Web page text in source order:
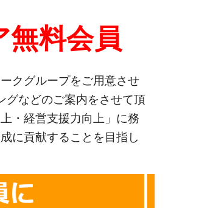
料会員
クグループをご用意させ
グなどのご案内をさせて頂
・経営支援力向上」に務
に貢献することを目指し